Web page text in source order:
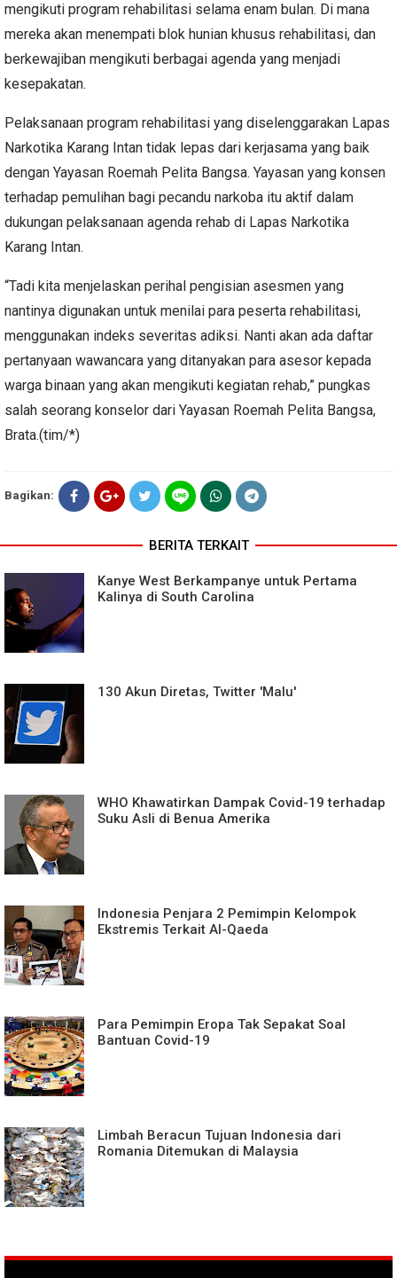
mengikuti program rehabilitasi selama enam bulan. Di mana
mereka akan menempati blok hunian khusus rehabilitasi, dan
berkewajiban mengikuti berbagai agenda yang menjadi
kesepakatan.
Pelaksanaan program rehabilitasi yang diselenggarakan Lapas
Narkotika Karang Intan tidak lepas dari kerjasama yang baik
dengan Yayasan Roemah Pelita Bangsa. Yayasan yang konsen
terhadap pemulihan bagi pecandu narkoba itu aktif dalam
dukungan pelaksanaan agenda rehab di Lapas Narkotika
Karang Intan.
“Tadi kita menjelaskan perihal pengisian asesmen yang
nantinya digunakan untuk menilai para peserta rehabilitasi,
menggunakan indeks severitas adiksi. Nanti akan ada daftar
pertanyaan wawancara yang ditanyakan para asesor kepada
warga binaan yang akan mengikuti kegiatan rehab,” pungkas
salah seorang konselor dari Yayasan Roemah Pelita Bangsa,
Brata.(tim/*)
Bagikan:
BERITA TERKAIT
Kanye West Berkampanye untuk Pertama
Kalinya di South Carolina
130 Akun Diretas, Twitter 'Malu'
WHO Khawatirkan Dampak Covid-19 terhadap
Suku Asli di Benua Amerika
Indonesia Penjara 2 Pemimpin Kelompok
Ekstremis Terkait Al-Qaeda
Para Pemimpin Eropa Tak Sepakat Soal
Bantuan Covid-19
Limbah Beracun Tujuan Indonesia dari
Romania Ditemukan di Malaysia